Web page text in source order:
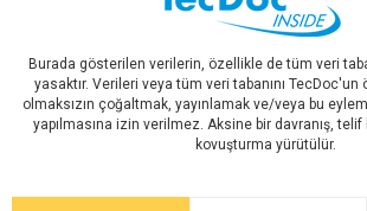
Burada gösterilen verilerin, özellikle de tüm veri
yasaktır. Verileri veya tüm veri tabanını TecDoc'un
olmaksızın çoğaltmak, yayınlamak ve/veya bu
yapılmasına izin verilmez. Aksine bir davranış, telif
kovuşturma yürütülür.